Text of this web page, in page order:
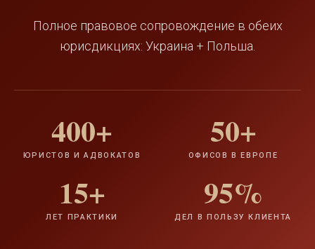
Полное правовое сопровождение в обеих
юрисдикциях: Украина + Польша.
400+
ЮРИСТОВ И АДВОКАТОВ
50+
ОФИСОВ В ЕВРОПЕ
15+
ЛЕТ ПРАКТИКИ
95%
ДЕЛ В ПОЛЬЗУ КЛИЕНТА